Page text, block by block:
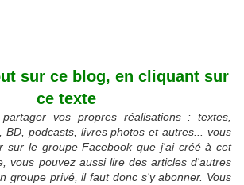
sur ce blog, en cliquant sur
ce texte
vos propres réalisations : textes,
BD, podcasts, livres photos et autres... vous
sur le groupe Facebook que j'ai créé à cet
vous pouvez aussi lire des articles d'autres
groupe privé, il faut donc s'y abonner. Vous